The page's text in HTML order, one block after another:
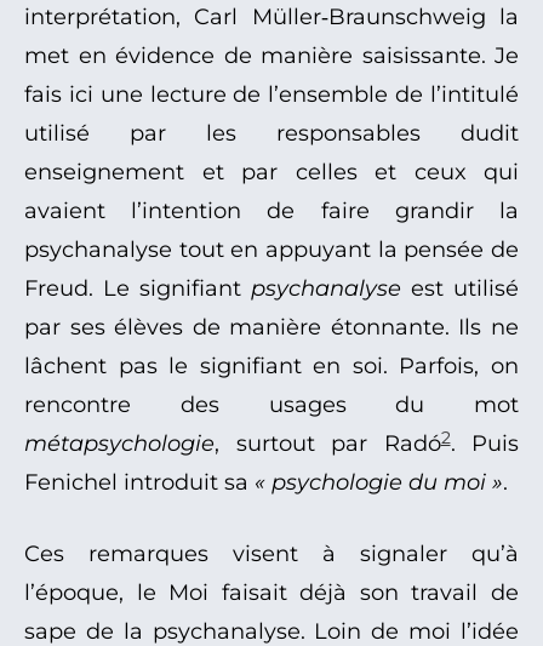
interprétation, Carl Müller‑Braunschweig la
met en évidence de manière saisissante. Je
fais ici une lecture de l’ensemble de l’intitulé
utilisé par les responsables dudit
enseignement et par celles et ceux qui
avaient l’intention de faire grandir la
psychanalyse tout en appuyant la pensée de
Freud. Le signifiant psychanalyse est utilisé
par ses élèves de manière étonnante. Ils ne
lâchent pas le signifiant en soi. Parfois, on
rencontre des usages du mot
métapsychologie, surtout par Radó2. Puis
Fenichel introduit sa « psychologie du moi ».
Ces remarques visent à signaler qu’à
l’époque, le Moi faisait déjà son travail de
sape de la psychanalyse. Loin de moi l’idée